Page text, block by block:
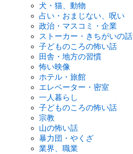
犬・猫、動物
占い・おまじない、呪い
政治・マスコミ・企業
ストーカー・きちがいの話
子どものころの怖い話
田舎・地方の習慣
怖い映像
ホテル・旅館
エレベーター・密室
一人暮らし
子どものころの怖い話
宗教
山の怖い話
暴力団・やくざ
業界、職業